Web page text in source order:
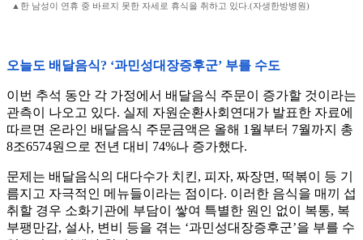
▲한 남성이 연휴 중 바르지 못한 자세로 휴식을 취하고 있다.(자생한방병원)
오늘도 배달음식? ‘과민성대장증후군’ 부를 수도
이번 추석 동안 각 가정에서 배달음식 주문이 증가할 것이라는
관측이 나오고 있다. 실제 자원순환사회연대가 발표한 자료에
따르면 온라인 배달음식 주문금액은 올해 1월부터 7월까지 총
8조6574원으로 전년 대비 74%나 증가했다.
문제는 배달음식의 대다수가 치킨, 피자, 짜장면, 떡볶이 등 기
름지고 자극적인 메뉴들이라는 점이다. 이러한 음식을 매끼 섭
취할 경우 소화기관에 부담이 쌓여 특별한 원인 없이 복통, 복
부팽만감, 설사, 변비 등을 겪는 ‘과민성대장증후군’을 부를 수